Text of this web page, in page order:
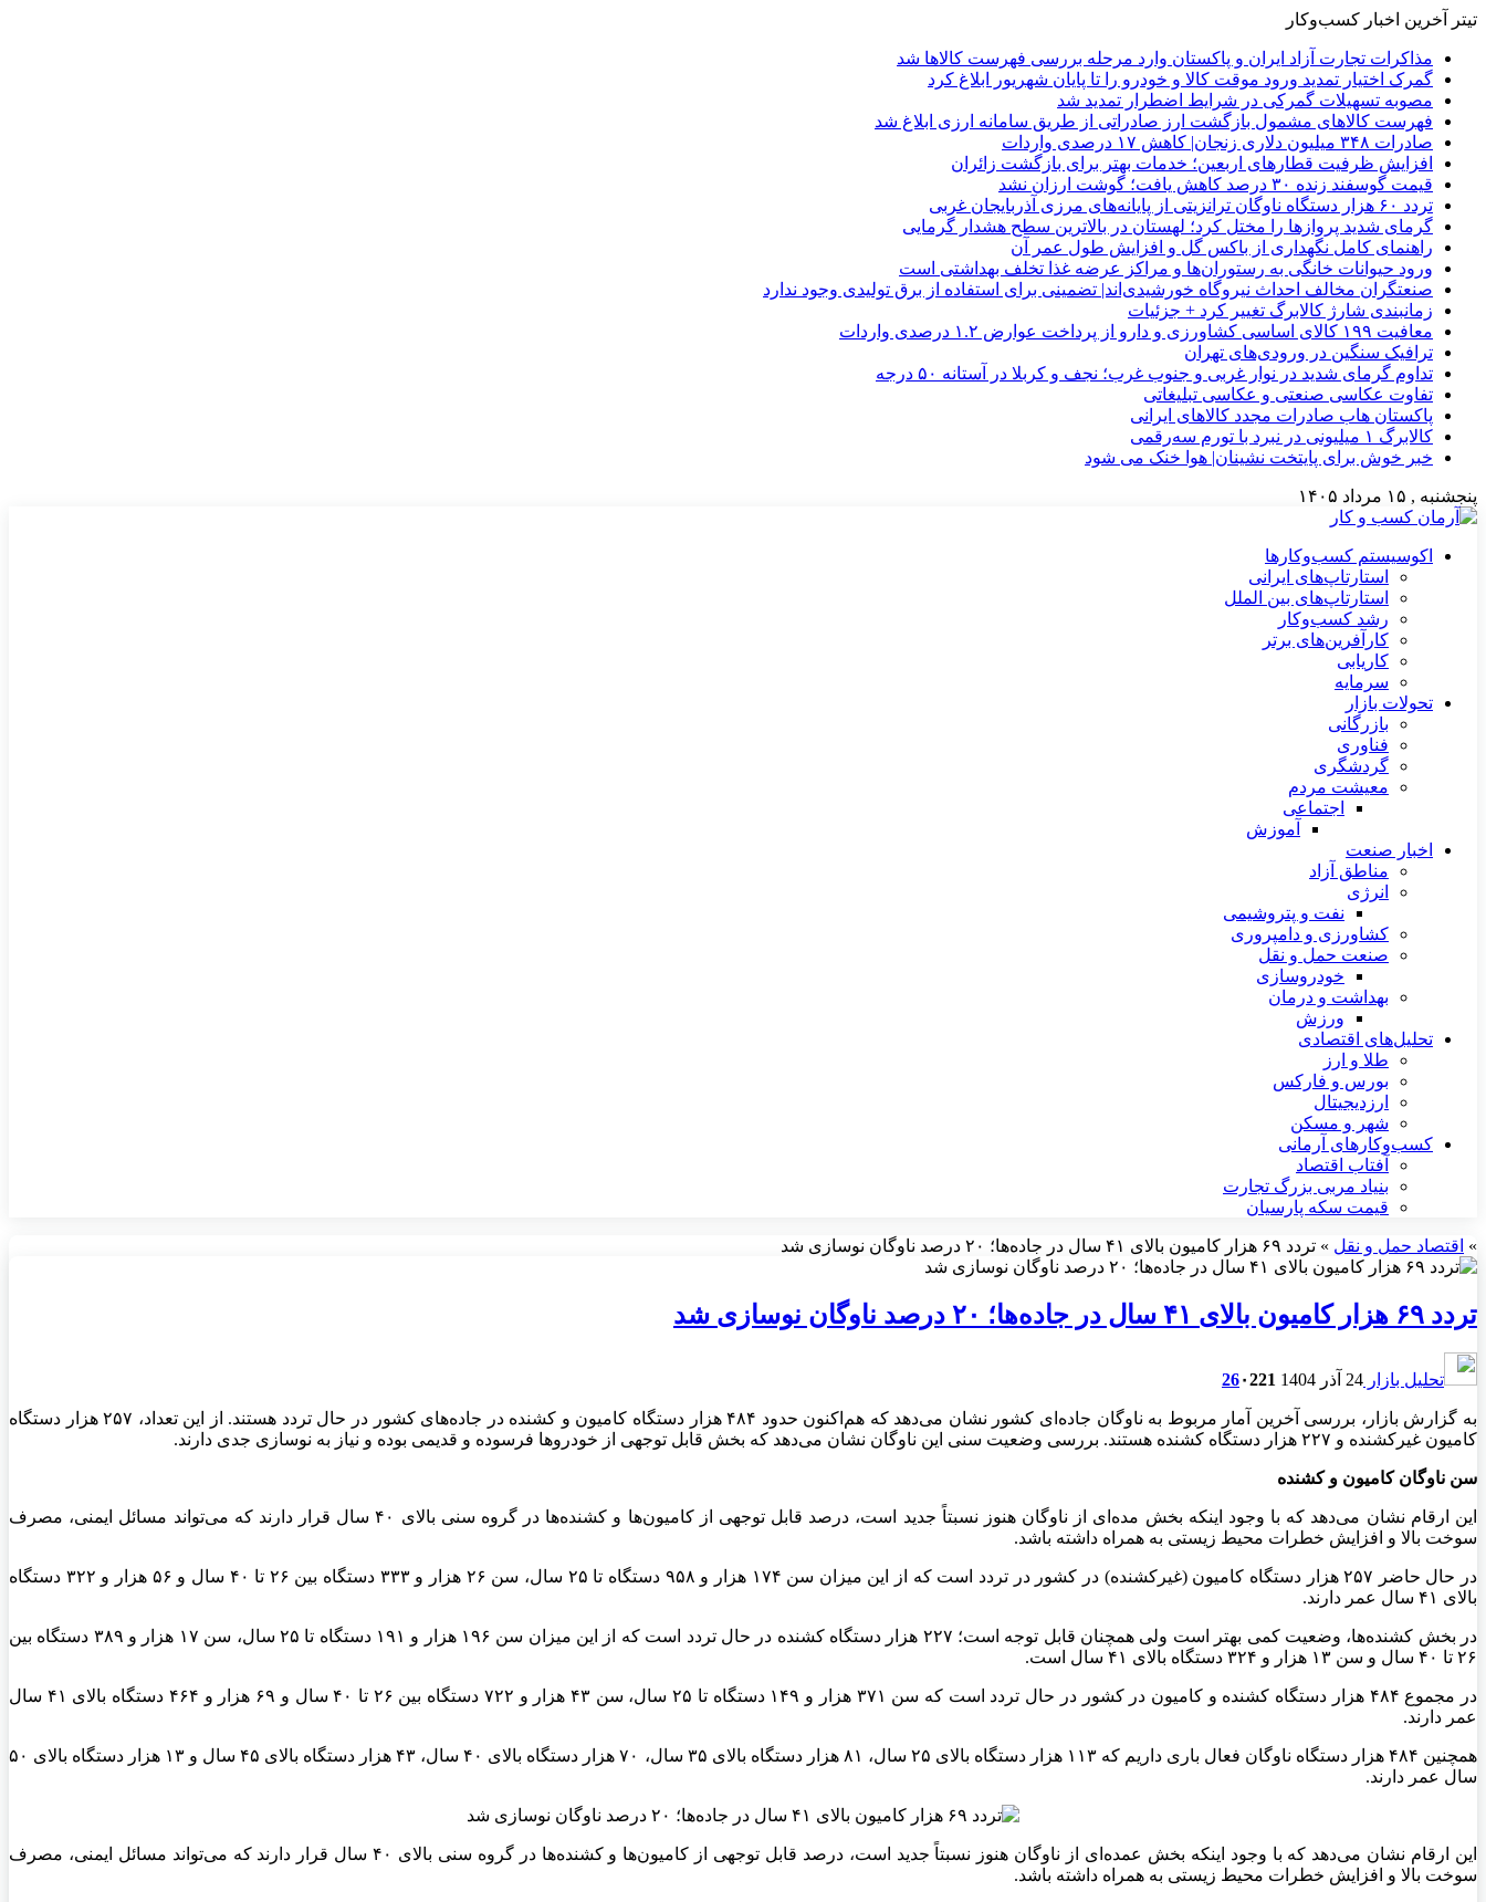
تیتر آخرین اخبار کسب‌وکار
مذاکرات تجارت آزاد ایران و پاکستان وارد مرحله بررسی فهرست کالاها شد
گمرک اختیار تمدید ورود موقت کالا و خودرو را تا پایان شهریور ابلاغ کرد
مصوبه تسهیلات گمرکی در شرایط اضطرار تمدید شد
فهرست کالاهای مشمول بازگشت ارز صادراتی از طریق سامانه ارزی ابلاغ شد
صادرات ۳۴۸ میلیون دلاری زنجان| ‌کاهش ۱۷ درصدی واردات
افزایش ظرفیت قطارهای اربعین؛ خدمات بهتر برای بازگشت زائران
قیمت گوسفند زنده ۳۰ درصد کاهش یافت؛ گوشت ارزان نشد
تردد ۶۰ هزار دستگاه ناوگان ترانزیتی از پایانه‌های مرزی آذربایجان ‌غربی
گرمای شدید پروازها را مختل کرد؛ لهستان در بالاترین سطح هشدار گرمایی
راهنمای کامل نگهداری از باکس گل و افزایش طول عمر آن
ورود حیوانات خانگی به رستوران‌ها و مراکز عرضه غذا تخلف بهداشتی است
صنعتگران مخالف احداث نیروگاه خورشیدی‌اند| تضمینی برای استفاده از برق تولیدی وجود ندارد
زمانبندی شارژ کالابرگ تغییر کرد + جزئیات
معافیت ۱۹۹ کالای اساسی کشاورزی و دارو از پرداخت عوارض ۱.۲ درصدی واردات
ترافیک سنگین در ورودی‌های تهران
تداوم گرمای شدید در نوار غربی و جنوب غرب؛ نجف و کربلا در آستانه ۵۰ درجه
تفاوت عکاسی صنعتی و عکاسی تبلیغاتی
پاکستان هاب صادرات مجدد کالاهای ایرانی
کالابرگ ۱ میلیونی در نبرد با تورم سه‌رقمی
خبر خوش برای پایتخت نشینان| هوا خنک می شود
پنجشنبه , ۱۵ مرداد ۱۴۰۵
اکوسیستم کسب‌وکارها
استارتاپ‌های ایرانی
استارتاپ‌های بین الملل
رشد کسب‌وکار
کارآفرین‌های برتر
کاریابی
سرمایه
تحولات بازار
بازرگانی
فناوری
گردشگری
معیشت مردم
اجتماعی
آموزش
اخبار صنعت
مناطق آزاد
انرژی
نفت و پتروشیمی
کشاورزی و دامپروری
صنعت حمل و نقل
خودروسازی
بهداشت و درمان
ورزش
تحلیل‌های اقتصادی
طلا و ارز
بورس و فارکس
ارزدیجیتال
شهر و مسکن
کسب‌وکارهای آرمانی
آفتاب اقتصاد
بنیاد مربی بزرگ تجارت
قیمت سکه پارسیان
» اقتصاد حمل و نقل » تردد ۶۹ هزار کامیون بالای ۴۱ سال در جاده‌ها؛ ۲۰ درصد ناوگان نوسازی شد
تردد ۶۹ هزار کامیون بالای ۴۱ سال در جاده‌ها؛ ۲۰ درصد ناوگان نوسازی شد
تحلیل بازار 24 آذر 1404 26۰221
به گزارش بازار، بررسی آخرین آمار مربوط به ناوگان جاده‌ای کشور نشان می‌دهد که هم‌اکنون حدود ۴۸۴ هزار دستگاه کامیون و کشنده در جاده‌های کشور در حال تردد هستند. از این تعداد، ۲۵۷ هزار دستگاه
کامیون غیرکشنده و ۲۲۷ هزار دستگاه کشنده هستند. بررسی وضعیت سنی این ناوگان نشان می‌دهد که بخش قابل توجهی از خودروها فرسوده و قدیمی بوده و نیاز به نوسازی جدی دارند.
سن ناوگان کامیون و کشنده
این ارقام نشان می‌دهد که با وجود اینکه بخش مده‌ای از ناوگان هنوز نسبتاً جدید است، درصد قابل توجهی از کامیون‌ها و کشنده‌ها در گروه سنی بالای ۴۰ سال قرار دارند که می‌تواند مسائل ایمنی، مصرف
سوخت بالا و افزایش خطرات محیط زیستی به همراه داشته باشد.
در حال حاضر ۲۵۷ هزار دستگاه کامیون (غیرکشنده) در کشور در تردد است که از این میزان سن ۱۷۴ هزار و ۹۵۸ دستگاه تا ۲۵ سال، سن ۲۶ هزار و ۳۳۳ دستگاه بین ۲۶ تا ۴۰ سال و ۵۶ هزار و ۳۲۲ دستگاه
بالای ۴۱ سال عمر دارند.
در بخش کشنده‌ها، وضعیت کمی بهتر است ولی همچنان قابل توجه است؛ ۲۲۷ هزار دستگاه کشنده در حال تردد است که از این میزان سن ۱۹۶ هزار و ۱۹۱ دستگاه تا ۲۵ سال، سن ۱۷ هزار و ۳۸۹ دستگاه بین
۲۶ تا ۴۰ سال و سن ۱۳ هزار و ۳۲۴ دستگاه بالای ۴۱ سال است.
در مجموع ۴۸۴ هزار دستگاه کشنده و کامیون در کشور در حال تردد است که سن ۳۷۱ هزار و ۱۴۹ دستگاه تا ۲۵ سال، سن ۴۳ هزار و ۷۲۲ دستگاه بین ۲۶ تا ۴۰ سال و ۶۹ هزار و ۴۶۴ دستگاه بالای ۴۱ سال
عمر دارند.
همچنین ۴۸۴ هزار دستگاه ناوگان فعال باری داریم که ۱۱۳ هزار دستگاه بالای ۲۵ سال، ۸۱ هزار دستگاه بالای ۳۵ سال، ۷۰ هزار دستگاه بالای ۴۰ سال، ۴۳ هزار دستگاه بالای ۴۵ سال و ۱۳ هزار دستگاه بالای ۵۰
سال عمر دارند.
این ارقام نشان می‌دهد که با وجود اینکه بخش عمده‌ای از ناوگان هنوز نسبتاً جدید است، درصد قابل توجهی از کامیون‌ها و کشنده‌ها در گروه سنی بالای ۴۰ سال قرار دارند که می‌تواند مسائل ایمنی، مصرف
سوخت بالا و افزایش خطرات محیط زیستی به همراه داشته باشد.